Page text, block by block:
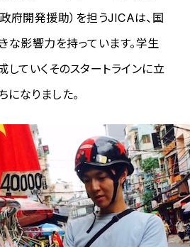
府開発援助）を担うJICAは、国
な影響力を持っています。学生
ていくそのスタートラインに立
になりました。